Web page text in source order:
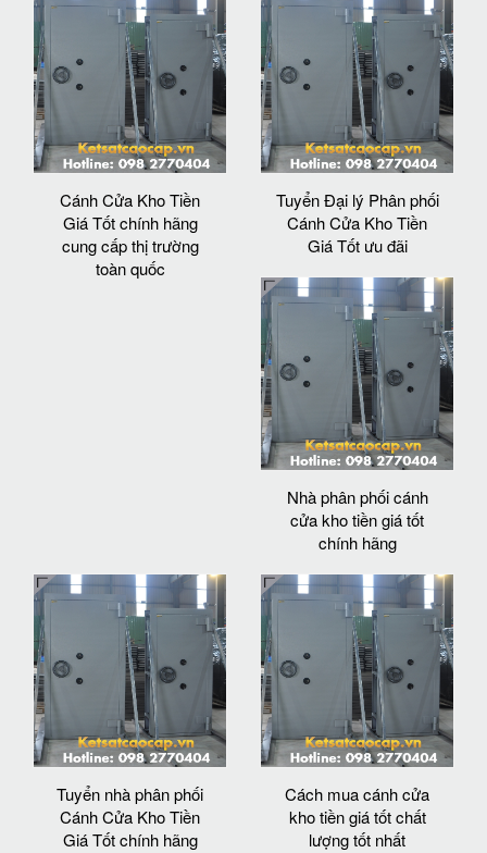
Cánh Cửa Kho Tiền
Giá Tốt chính hãng
cung cấp thị trường
toàn quốc
Tuyển Đại lý Phân phối
Cánh Cửa Kho Tiền
Giá Tốt ưu đãi
Nhà phân phối cánh
cửa kho tiền giá tốt
chính hãng
Tuyển nhà phân phối
Cánh Cửa Kho Tiền
Giá Tốt chính hãng
Cách mua cánh cửa
kho tiền giá tốt chất
lượng tốt nhất